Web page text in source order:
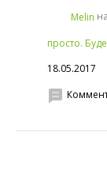
Melin
просто.
18.05.2017